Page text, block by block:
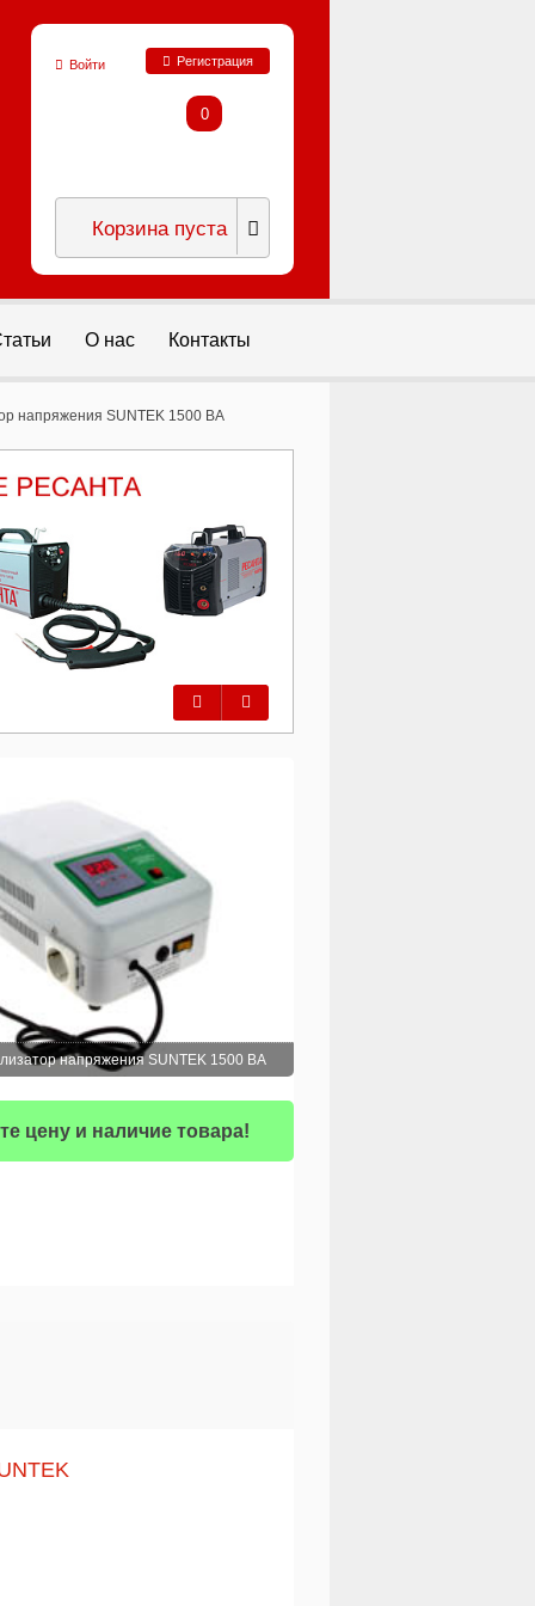
Войти Регистрация
0
Корзина пуста
О нас Контакты
напряжения SUNTEK 1500 ВА
Предыдущий
Следующий
напряжения SUNTEK 1500 ВА
цену и наличие товара!